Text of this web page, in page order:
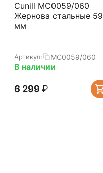
Cunill MC0059/060
Жернова стальные 59
мм
Артикул: MC0059/060
В наличии
6 299 ₽